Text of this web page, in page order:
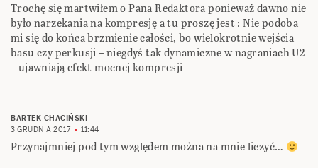
Trochę się martwiłem o Pana Redaktora ponieważ dawno nie
było narzekania na kompresję a tu proszę jest : Nie podoba
mi się do końca brzmienie całości, bo wielokrotnie wejścia
basu czy perkusji – niegdyś tak dynamiczne w nagraniach U2
– ujawniają efekt mocnej kompresji
BARTEK CHACIŃSKI
3 GRUDNIA 2017
11:44
Przynajmniej pod tym względem można na mnie liczyć…